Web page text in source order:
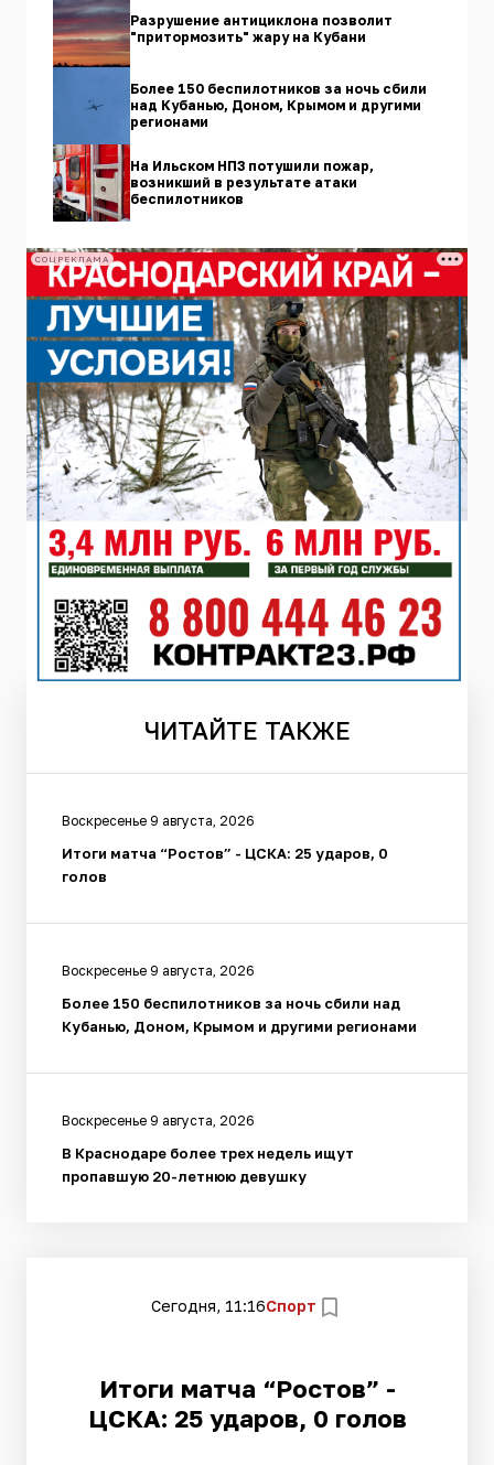
Разрушение антициклона позволит
"притормозить" жару на Кубани
Более 150 беспилотников за ночь сбили
над Кубанью, Доном, Крымом и другими
регионами
На Ильском НПЗ потушили пожар,
возникший в результате атаки
беспилотников
СОЦРЕКЛАМА
ЧИТАЙТЕ ТАКЖЕ
Воскресенье 9 августа, 2026
Итоги матча “Ростов” - ЦСКА: 25 ударов, 0
голов
Воскресенье 9 августа, 2026
Более 150 беспилотников за ночь сбили над
Кубанью, Доном, Крымом и другими регионами
Воскресенье 9 августа, 2026
В Краснодаре более трех недель ищут
пропавшую 20-летнюю девушку
Сегодня, 11:16Спорт
Итоги матча “Ростов” -
ЦСКА: 25 ударов, 0 голов